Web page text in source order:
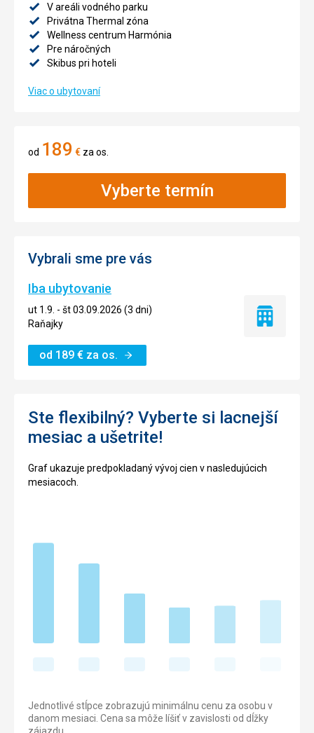
V areáli vodného parku
Privátna Thermal zóna
Wellness centrum Harmónia
Pre náročných
Skibus pri hoteli
Viac o ubytovaní
od 189 € za os.
Vyberte termín
Vybrali sme pre vás
Iba ubytovanie
ut 1.9. - št 03.09.2026 (3 dni)
Raňajky
od 189 € za os.
Iba
Ste flexibilný? Vyberte si lacnejší
mesiac a ušetrite!
Graf ukazuje predpokladaný vývoj cien v nasledujúcich
mesiacoch.
Jednotlivé stĺpce zobrazujú minimálnu cenu za osobu v
danom mesiaci. Cena sa môže líšiť v zavislosti od dĺžky